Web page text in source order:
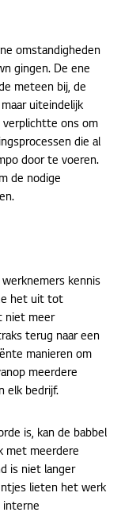
omstandigheden
gingen. De ene
meteen bij, de
uiteindelijk
verplichtte ons om
die al
door te voeren.
de nodige
kennis
het uit tot
niet meer
terug naar een
manieren om
meerdere
elk bedrijf.
is, kan de babbel
met meerdere
is niet langer
lieten het werk
interne